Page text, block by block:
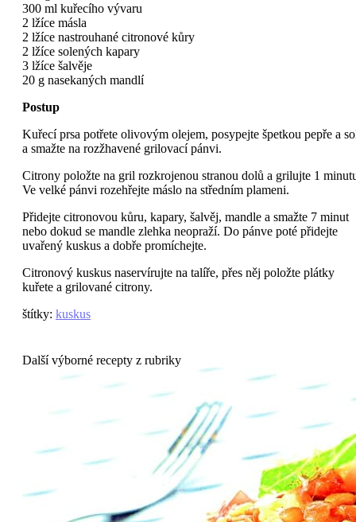
300 ml kuřecího vývaru
2 lžíce másla
2 lžíce nastrouhané citronové kůry
2 lžíce solených kapary
3 lžíce šalvěje
20 g nasekaných mandlí
Postup
Kuřecí prsa potřete olivovým olejem, posypejte špetkou pepře a
a smažte na rozžhavené grilovací pánvi.
Citrony položte na gril rozkrojenou stranou dolů a grilujte 1
Ve velké pánvi rozehřejte máslo na středním plameni.
Přidejte citronovou kůru, kapary, šalvěj, mandle a smažte 7 minut
nebo dokud se mandle zlehka neopraží. Do pánve poté přidejte
uvařený kuskus a dobře promíchejte.
Citronový kuskus naservírujte na talíře, přes něj položte plátky
kuřete a grilované citrony.
štítky: kuskus
Další výborné recepty z rubriky